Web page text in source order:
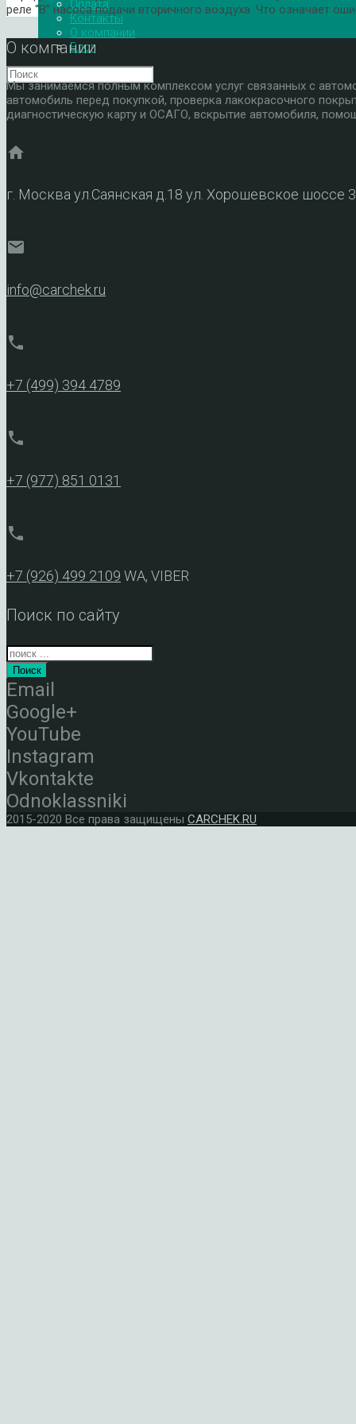
Оплата
Контакты
О компании
Блог
реле “B” насоса подачи вторичного воздуха. Что означает
О компании
Мы занимаемся полным комплексом услуг связанных с
автомобиль перед покупкой, проверка лакокрасочного
диагностическую карту и ОСАГО, вскрытие автомобиля,
home
г. Москва ул.Саянская д.18 ул. Хорошевское шоссе
mail
info@carchek.ru
phone
+7 (499) 394 4789
phone
+7 (977) 851 0131
phone
+7 (926) 499 2109 WA, VIBER
Поиск по сайту
Поиск
Email
Google+
YouTube
Instagram
Vkontakte
Odnoklassniki
2015-2020 Все права защищены CARCHEK.RU